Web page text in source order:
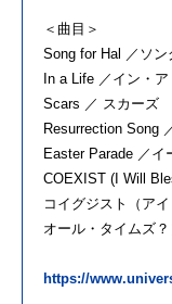
＜曲目＞
Song for Hal ／ソ
In a Life ／イン・ア
Scars ／ スカーズ
Resurrection Song
Easter Parade ／イ
COEXIST (I Will
コイグジスト（ア
オール・タイムズ？
https://